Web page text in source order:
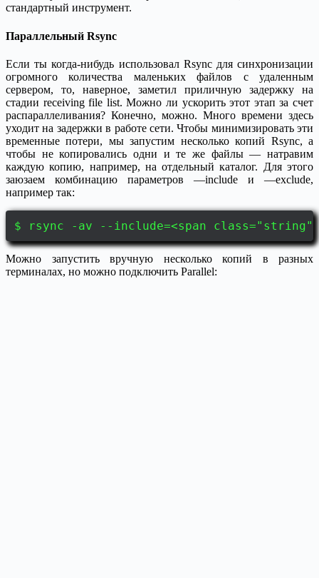
стандартный инструмент.
Параллельный Rsync
Если ты когда-нибудь использовал Rsync для синхронизации
огромного количества маленьких файлов с удаленным
сервером, то, наверное, заметил приличную задержку на
стадии receiving file list. Можно ли ускорить этот этап за счет
распараллеливания? Конечно, можно. Много времени здесь
уходит на задержки в работе сети. Чтобы минимизировать эти
временные потери, мы запустим несколько копий Rsync, а
чтобы не копировались одни и те же файлы — натравим
каждую копию, например, на отдельный каталог. Для этого
заюзаем комбинацию параметров —include и —exclude,
например так:
$ rsync -av --include=<span
Можно запустить вручную несколько копий в разных
терминалах, но можно подключить Parallel: